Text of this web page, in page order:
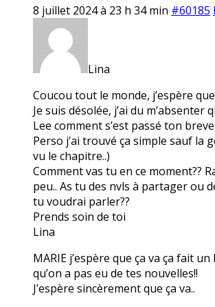
8 juillet 2024 à 23 h 34 min #60185
Lina
Coucou tout le monde, j’espère
Je suis désolée, j’ai du m’absenter
Lee comment s’est passé ton
Perso j’ai trouvé ça simple sauf la
vu le chapitre..)
Comment vas tu en ce moment??
peu.. As tu des nvls à partager ou
tu voudrai parler??
Prends soin de toi
Lina
MARIE j’espère que ça va ça fait
qu’on a pas eu de tes nouvelles!!
J’espère sincèrement que ça va..